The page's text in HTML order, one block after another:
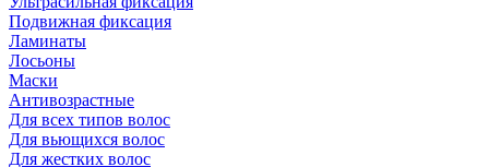
Подвижная фиксация
Ламинаты
Лосьоны
Маски
Антивозрастные
Для всех типов волос
Для вьющихся волос
Для жестких волос